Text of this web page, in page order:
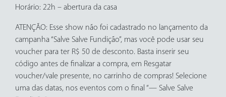
Horário: 22h – abertura da casa
ATENÇÃO: Esse show não foi cadastrado no lançamento da
campanha “Salve Salve Fundição”, mas você pode usar seu
voucher para ter R$ 50 de desconto. Basta inserir seu
código antes de finalizar a compra, em Resgatar
voucher/vale presente, no carrinho de compras! Selecione
uma das datas, nos eventos com o final “— Salve Salve